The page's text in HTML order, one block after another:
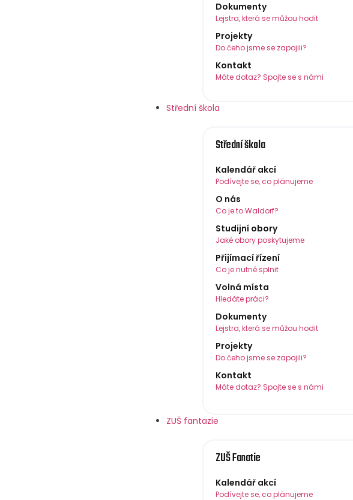
Dokumenty
Lejstra, která se můžou hodit
Projekty
Do čeho jsme se zapojili?
Kontakt
Máte dotaz? Spojte se s námi
Střední škola
Střední škola
Kalendář akcí
Podívejte se, co plánujeme
O nás
Co je to Waldorf?
Studijní obory
Jaké obory poskytujeme
Přijímací řízení
Co je nutné splnit
Volná místa
Hledáte práci?
Dokumenty
Lejstra, která se můžou hodit
Projekty
Do čeho jsme se zapojili?
Kontakt
Máte dotaz? Spojte se s námi
ZUŠ fantazie
ZUŠ Fanatie
Kalendář akcí
Podívejte se, co plánujeme